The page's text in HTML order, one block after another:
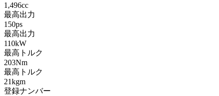
1,496cc
最高出力
150ps
最高出力
110kW
最高トルク
203Nm
最高トルク
21kgm
登録ナンバー